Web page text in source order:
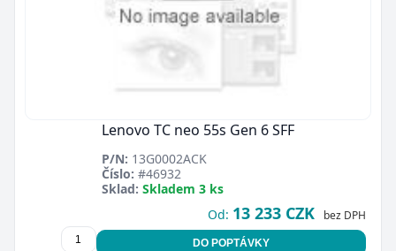
Lenovo TC neo 55s Gen 6 SFF
P/N: 13G0002ACK
Číslo: #46932
Sklad: Skladem 3 ks
Od: 13 233 CZK bez DPH
DO POPTÁVKY